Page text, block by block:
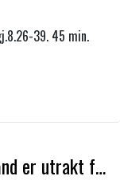
39. 45 min.
Gunnar Holth. " En hånd er utrakt fra nådens trone "